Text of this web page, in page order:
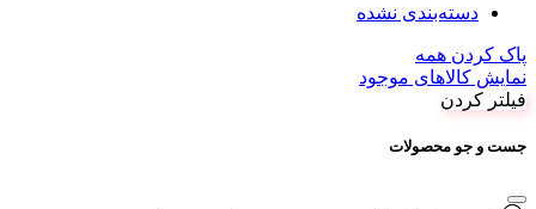
دسته‌بندی نشده
پاک کردن همه
نمایش کالاهای موجود
فیلتر کردن
جست و جو محصولات